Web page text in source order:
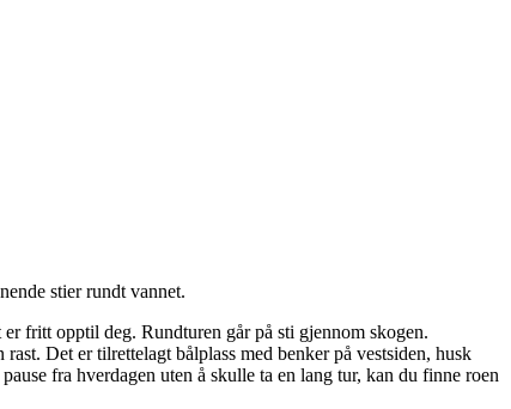
stier rundt vannet.
fritt opptil deg. Rundturen går på sti gjennom skogen.
Det er tilrettelagt bålplass med benker på vestsiden, husk
fra hverdagen uten å skulle ta en lang tur, kan du finne roen